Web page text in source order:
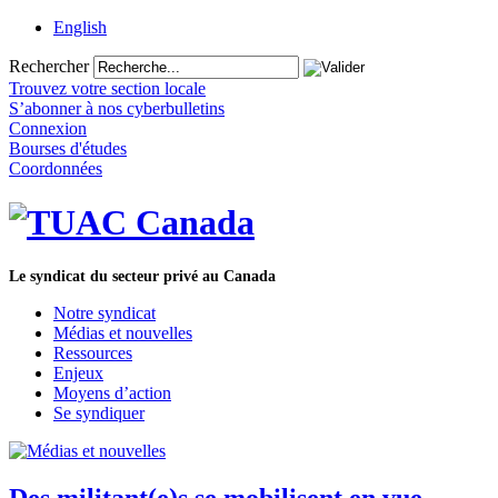
English
Rechercher
Trouvez votre section locale
S’abonner à nos cyberbulletins
Connexion
Bourses d'études
Coordonnées
Le syndicat du secteur privé au Canada
Notre syndicat
Médias et nouvelles
Ressources
Enjeux
Moyens d’action
Se syndiquer